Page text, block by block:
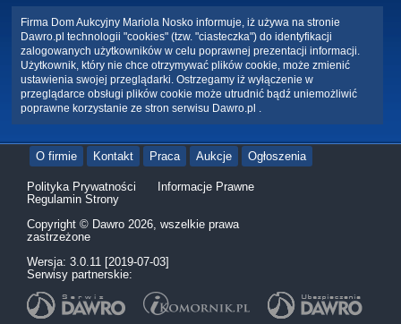
Firma Dom Aukcyjny Mariola Nosko informuje, iż używa na stronie
Dawro.pl technologii "cookies" (tzw. "ciasteczka") do identyfikacji
zalogowanych użytkowników w celu poprawnej prezentacji informacji.
Użytkownik, który nie chce otrzymywać plików cookie, może zmienić
ustawienia swojej przeglądarki. Ostrzegamy iż wyłączenie w
przeglądarce obsługi plików cookie może utrudnić bądź uniemożliwić
poprawne korzystanie ze stron serwisu Dawro.pl .
O firmie Kontakt Praca Aukcje Ogłoszenia
Polityka Prywatności
Informacje Prawne
Regulamin Strony
Copyright © Dawro 2026, wszelkie prawa
zastrzeżone
Wersja: 3.0.11 [2019-07-03]
Serwisy partnerskie: